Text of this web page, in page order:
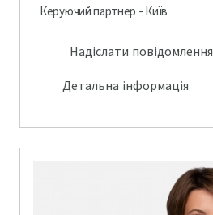
Керуючий партнер - Київ
Надіслати повідомлення
Детальна інформація